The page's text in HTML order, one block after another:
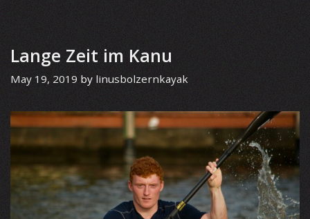
Lange Zeit im Kanu
May 19, 2019 by linusbolzernkayak